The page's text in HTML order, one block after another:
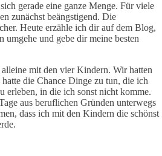
gerade eine ganze Menge. Für viele
zunächst beängstigend. Die
Heute erzähle ich dir auf dem Blog,
umgehe und gebe dir meine besten
mit den vier Kindern. Wir hatten
die Chance Dinge zu tun, die ich
erleben, in die ich sonst nicht komme.
aus beruflichen Gründen unterwegs
dass ich mit den Kindern die schönst